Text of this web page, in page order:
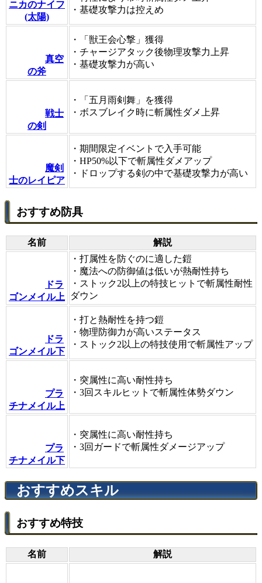
ニカのナイフ
(太陽)
・基礎攻撃力は控えめ
真空
の斧
・「獣王会心撃」獲得
・チャージアタック後物理攻撃力上昇
・基礎攻撃力が高い
戦士
の剣
・「五月雨剣舞」を獲得
・ボスブレイク時に斬属性ダメ上昇
魔剣
士のレイピア
・期間限定イベントで入手可能
・HP50%以下で斬属性ダメアップ
・ドロップする剣の中で基礎攻撃力が高い
おすすめ防具
名前 解説
ドラ
ゴンメイル上
・打属性を防ぐのに適した鎧
・魔法への防御値は低いが熱耐性持ち
・ストック2以上の特技ヒットで斬属性耐性
ダウン
ドラ
ゴンメイル下
・打と熱耐性を持つ鎧
・物理防御力が高いステータス
・ストック2以上の特技使用で斬属性アップ
プラ
チナメイル上
・突属性に高い耐性持ち
・3回スキルヒットで斬属性体勢ダウン
プラ
チナメイル下
・突属性に高い耐性持ち
・3回ガードで斬属性ダメージアップ
おすすめスキル
おすすめ特技
名前 解説